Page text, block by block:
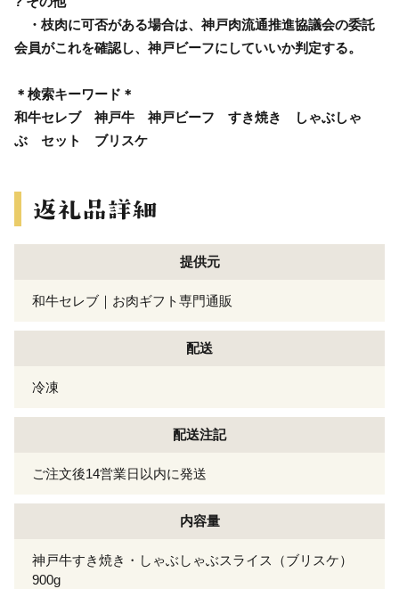
・枝肉に可否がある場合は、神戸肉流通推進協議会の委託
会員がこれを確認し、神戸ビーフにしていいか判定する。
＊検索キーワード＊
和牛セレブ 神戸牛 神戸ビーフ すき焼き しゃぶしゃ
ぶ セット ブリスケ
提供元
和牛セレブ｜お肉ギフト専門通販
配送
冷凍
配送注記
ご注文後14営業日以内に発送
内容量
神戸牛すき焼き・しゃぶしゃぶスライス（ブリスケ）
900g